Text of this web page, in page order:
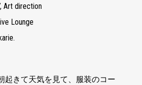
Art direction
Lounge
起きて天気を見て、服装のコー